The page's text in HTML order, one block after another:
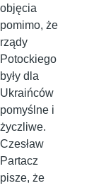
objęcia
pomimo, że
rządy
Potockiego
były dla
Ukraińców
pomyślne i
życzliwe.
Czesław
Partacz
pisze, że